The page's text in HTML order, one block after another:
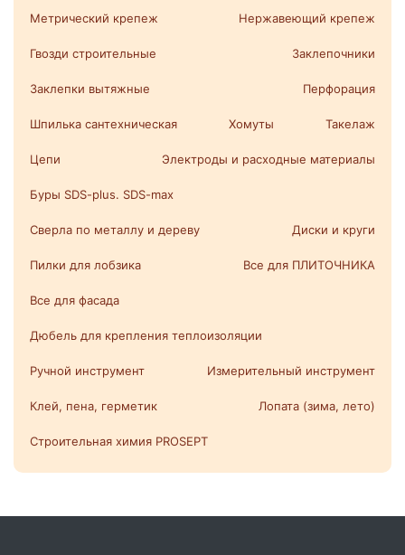
Метрический крепеж Нержавеющий крепеж
Гвозди строительные Заклепочники
Заклепки вытяжные Перфорация
Шпилька сантехническая Хомуты Такелаж
Цепи Электроды и расходные материалы
Буры SDS-plus. SDS-max
Сверла по металлу и дереву Диски и круги
Пилки для лобзика Все для ПЛИТОЧНИКА
Все для фасада
Дюбель для крепления теплоизоляции
Ручной инструмент Измерительный инструмент
Клей, пена, герметик Лопата (зима, лето)
Строительная химия PROSEPT